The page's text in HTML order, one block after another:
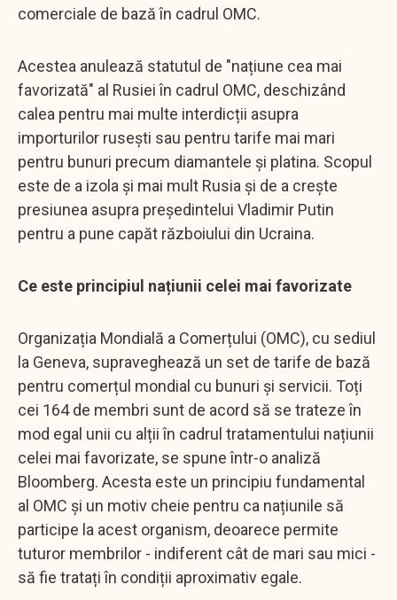
comerciale de bază în cadrul OMC.
Acestea anulează statutul de "națiune cea mai
favorizată" al Rusiei în cadrul OMC, deschizând
calea pentru mai multe interdicții asupra
importurilor rusești sau pentru tarife mai mari
pentru bunuri precum diamantele și platina. Scopul
este de a izola și mai mult Rusia și de a crește
presiunea asupra președintelui Vladimir Putin
pentru a pune capăt războiului din Ucraina.
Ce este principiul națiunii celei mai favorizate
Organizația Mondială a Comerțului (OMC), cu sediul
la Geneva, supraveghează un set de tarife de bază
pentru comerțul mondial cu bunuri și servicii. Toți
cei 164 de membri sunt de acord să se trateze în
mod egal unii cu alții în cadrul tratamentului națiunii
celei mai favorizate, se spune într-o analiză
Bloomberg. Acesta este un principiu fundamental
al OMC și un motiv cheie pentru ca națiunile să
participe la acest organism, deoarece permite
tuturor membrilor - indiferent cât de mari sau mici -
să fie tratați în condiții aproximativ egale.